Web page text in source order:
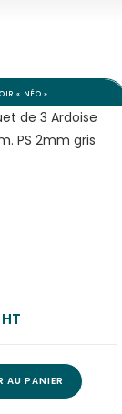
« NÉO »
HT
AU PANIER